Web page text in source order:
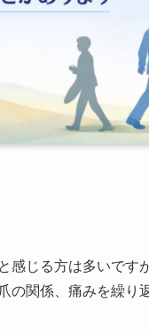
感じる方は多いで
の関係、痛みを繰